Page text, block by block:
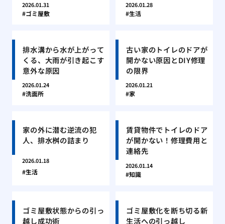
2026.01.31
ゴミ屋敷
2026.01.28
生活
排水溝から水が上がって
くる、大雨が引き起こす
意外な原因
2026.01.24
洗面所
古い家のトイレのドアが
開かない原因とDIY修理
の限界
2026.01.21
家
家の外に潜む逆流の犯
人、排水桝の詰まり
2026.01.18
生活
賃貸物件でトイレのドア
が開かない！修理費用と
連絡先
2026.01.14
知識
ゴミ屋敷状態からの引っ
越し成功術
ゴミ屋敷化を断ち切る新
生活への引っ越し